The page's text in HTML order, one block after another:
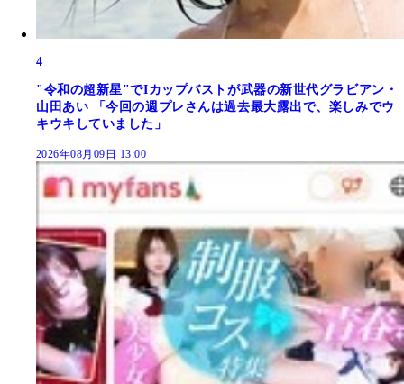
4
"令和の超新星"でIカップバストが武器の新世代グラビアン・
山田あい 「今回の週プレさんは過去最大露出で、楽しみでウ
キウキしていました」
2026年08月09日 13:00